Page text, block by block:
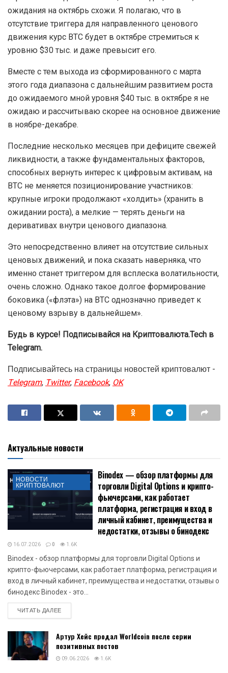
ожидания на октябрь схожи. Я полагаю, что в
отсутствие триггера для направленного ценового
движения курс BTC будет в октябре стремиться к
уровню $30 тыс. и даже превысит его.
Вместе с тем выхода из сформированного с марта
этого года диапазона с дальнейшим развитием роста
до ожидаемого мной уровня $40 тыс. в октябре я не
ожидаю и рассчитываю скорее на основное движение
в ноябре-декабре.
Последние несколько месяцев при дефиците свежей
ликвидности, а также фундаментальных факторов,
способных вернуть интерес к цифровым активам, на
BTC не меняется позиционирование участников:
крупные игроки продолжают «холдить» (хранить в
ожидании роста), а мелкие — терять деньги на
деривативах внутри ценового диапазона.
Это непосредственно влияет на отсутствие сильных
ценовых движений, и пока сказать наверняка, что
именно станет триггером для всплеска волатильности,
очень сложно. Однако такое долгое формирование
боковика («флэта») на BTC однозначно приведет к
ценовому взрыву в дальнейшем».
Будь в курсе! Подписывайся на Криптовалюта.Tech в
Telegram.
Подписывайтесь на страницы новостей криптовалют -
Telegram,Twitter,Facebook,OK
Актуальные новости
НОВОСТИ
КРИПТОВАЛЮТ
Binodex — обзор платформы для
торговли Digital Options и крипто-
фьючерсами, как работает
платформа, регистрация и вход в
личный кабинет, преимущества и
недостатки, отзывы о бинодекс
16.07.2026 0 1.6K
Binodex - обзор платформы для торговли Digital Options и
крипто-фьючерсами, как работает платформа, регистрация и
вход в личный кабинет, преимущества и недостатки, отзывы о
бинодекс Binodex - это...
ЧИТАТЬ ДАЛЕЕDETAILS
Артур Хейс продал Worldcoin после серии
позитивных постов
09.06.2026 1.6K